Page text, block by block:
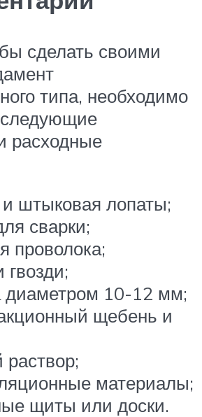
сделать своими
типа, необходимо
следующие
расходные
и штыковая лопаты;
сварки;
проволока;
гвозди;
диаметром 10-12 мм;
щебень и
материалы;
щиты или доски.